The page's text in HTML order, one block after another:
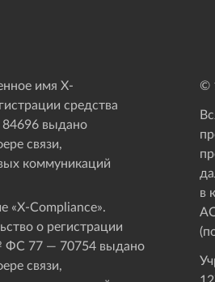
имя X-
средства
выдано
связи,
коммуникаций
«Х-Compliance».
о регистрации
ФС 77 — 70754 выдано
связи,
©
в